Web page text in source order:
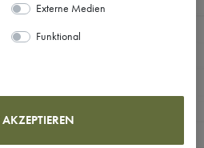
Externe Medien
Funktional
AKZEPTIEREN